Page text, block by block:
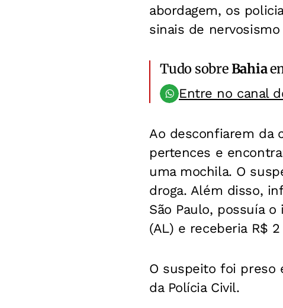
abordagem, os
sinais de
Tudo sobreBahia
Entre no canal
Ao desconfiarem da
pertences e
uma mochila. O
droga. Além disso,
São Paulo, possuía
(AL) e receberia R$
O suspeito foi preso
da Polícia Civil.